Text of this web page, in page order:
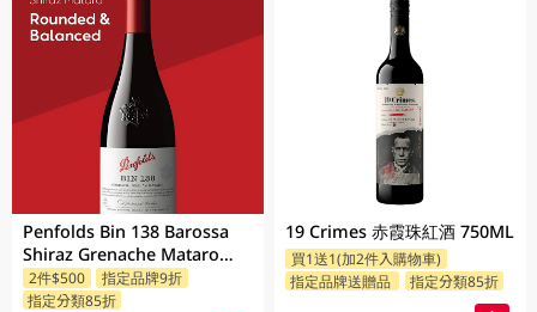
Penfolds Bin 138 Barossa
Shiraz Grenache Mataro
750ML
2件$500
指定品牌9折
指定分類85折
19 Crimes 赤霞珠紅酒 750ML
買1送1(加2件入購物車)
指定品牌送贈品
指定分類85折